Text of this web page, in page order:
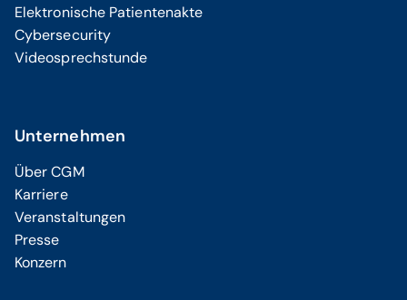
Elektronische Patientenakte
Cybersecurity
Videosprechstunde
Unternehmen
Über CGM
Karriere
Veranstaltungen
Presse
Konzern